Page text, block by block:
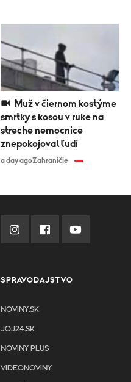
smrtky s kosou v ruke na
streche nemocnice
znepokojoval ľudí
a day agoZahraničie
SPRAVODAJSTVO
NOVINY.SK
JOJ24.SK
NOVINY PLUS
VIDEONOVINY